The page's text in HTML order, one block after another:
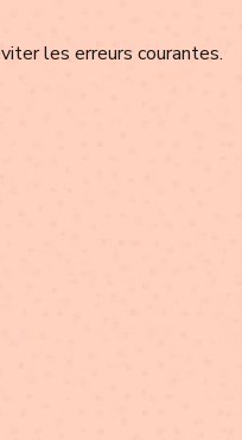
les erreurs courantes.